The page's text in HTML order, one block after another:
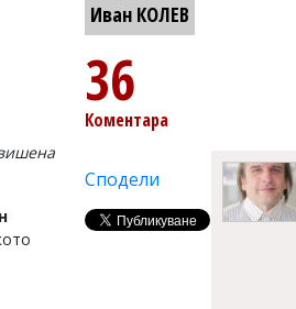
Иван КОЛЕВ
36
Коментара
Сподели